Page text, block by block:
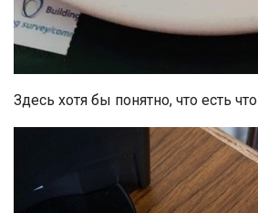
Здесь хотя бы понятно, что есть что